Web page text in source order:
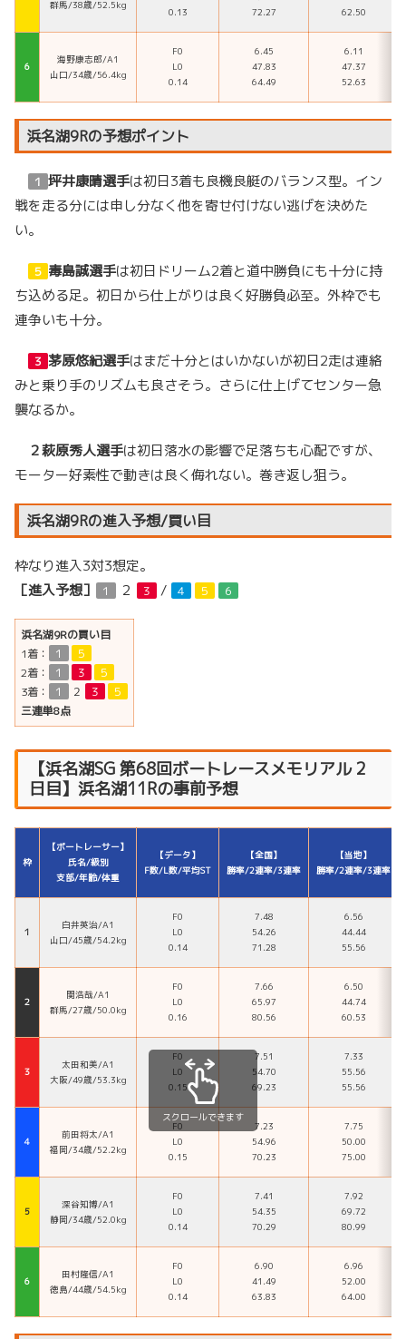
群馬/38歳/52.5kg
0.13
72.27
62.50
６
海野康志郎/A1
山口/34歳/56.4kg
F0
L0
0.14
6.45
47.83
64.49
6.11
47.37
52.63
浜名湖9Rの予想ポイント
１ 坪井康晴選手は初日3着も良機良艇のバランス型。イン
戦を走る分には申し分なく他を寄せ付けない逃げを決めた
い。
５ 毒島誠選手は初日ドリーム2着と道中勝負にも十分に持
ち込める足。初日から仕上がりは良く好勝負必至。外枠でも
連争いも十分。
３ 茅原悠紀選手はまだ十分とはいかないが初日2走は連絡
みと乗り手のリズムも良さそう。さらに仕上げてセンター急
襲なるか。
２萩原秀人選手は初日落水の影響で足落ちも心配ですが、
モーター好素性で動きは良く侮れない。巻き返し狙う。
浜名湖9Rの進入予想/買い目
枠なり進入3対3想定。
［進入予想］
１ ２ ３ / ４ ５ ６
浜名湖9Rの買い目
1着：
１
５
2着：
１ ３
５
3着：
１ ２ ３
５
三連単8点
【浜名湖SG 第68回ボートレースメモリアル 2
日目】浜名湖11Rの事前予想
枠
【ボートレーサー】
氏名/級別
支部/年齢/体重
【データ】
F数/L数/平均ST
【全国】
勝率/2連率/3連率
【当地】
勝率/2連率/3連率
１
白井英治/A1
山口/45歳/54.2kg
F0
L0
0.14
7.48
54.26
71.28
6.56
44.44
55.56
２
関浩哉/A1
群馬/27歳/50.0kg
F0
L0
0.16
7.66
65.97
80.56
6.50
44.74
60.53
３
太田和美/A1
大阪/49歳/53.3kg
F0
L0
0.15
7.51
54.70
69.23
7.33
55.56
55.56
４
前田将太/A1
福岡/34歳/52.2kg
F0
L0
0.15
7.23
54.96
70.23
7.75
50.00
75.00
５
深谷知博/A1
静岡/34歳/52.0kg
F0
L0
0.14
7.41
54.35
70.29
7.92
69.72
80.99
６
田村隆信/A1
徳島/44歳/54.5kg
F0
L0
0.14
6.90
41.49
63.83
6.96
52.00
64.00
スクロールできます